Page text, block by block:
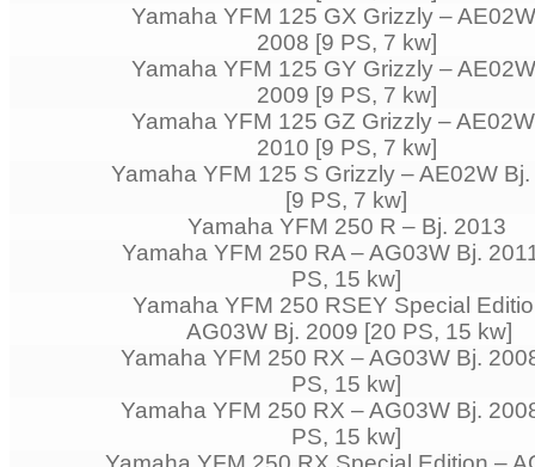
Yamaha YFM 125 GX Grizzly –
2008 [9 PS, 7 kw]
Yamaha YFM 125 GY Grizzly –
2009 [9 PS, 7 kw]
Yamaha YFM 125 GZ Grizzly –
2010 [9 PS, 7 kw]
Yamaha YFM 125 S Grizzly – AE02W
[9 PS, 7 kw]
Yamaha YFM 250 R – Bj. 2013
Yamaha YFM 250 RA – AG03W Bj.
PS, 15 kw]
Yamaha YFM 250 RSEY Special
AG03W Bj. 2009 [20 PS, 15 kw]
Yamaha YFM 250 RX – AG03W Bj.
PS, 15 kw]
Yamaha YFM 250 RX – AG03W Bj.
PS, 15 kw]